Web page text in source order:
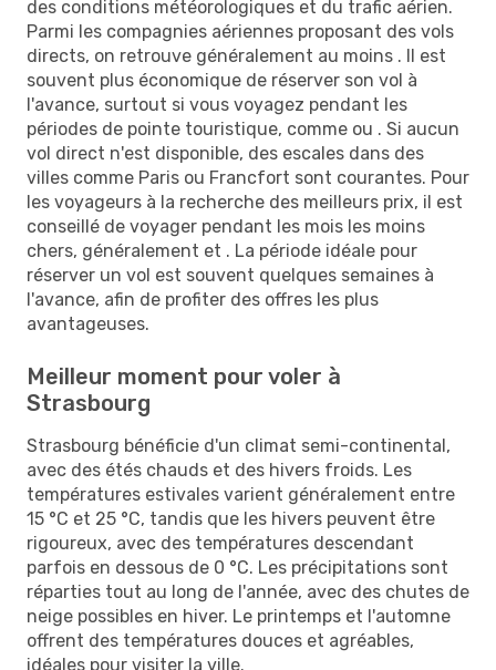
des conditions météorologiques et du trafic aérien.
Parmi les compagnies aériennes proposant des vols
directs, on retrouve généralement au moins . Il est
souvent plus économique de réserver son vol à
l'avance, surtout si vous voyagez pendant les
périodes de pointe touristique, comme ou . Si aucun
vol direct n'est disponible, des escales dans des
villes comme Paris ou Francfort sont courantes. Pour
les voyageurs à la recherche des meilleurs prix, il est
conseillé de voyager pendant les mois les moins
chers, généralement et . La période idéale pour
réserver un vol est souvent quelques semaines à
l'avance, afin de profiter des offres les plus
avantageuses.
Meilleur moment pour voler à
Strasbourg
Strasbourg bénéficie d'un climat semi-continental,
avec des étés chauds et des hivers froids. Les
températures estivales varient généralement entre
15 °C et 25 °C, tandis que les hivers peuvent être
rigoureux, avec des températures descendant
parfois en dessous de 0 °C. Les précipitations sont
réparties tout au long de l'année, avec des chutes de
neige possibles en hiver. Le printemps et l'automne
offrent des températures douces et agréables,
idéales pour visiter la ville.